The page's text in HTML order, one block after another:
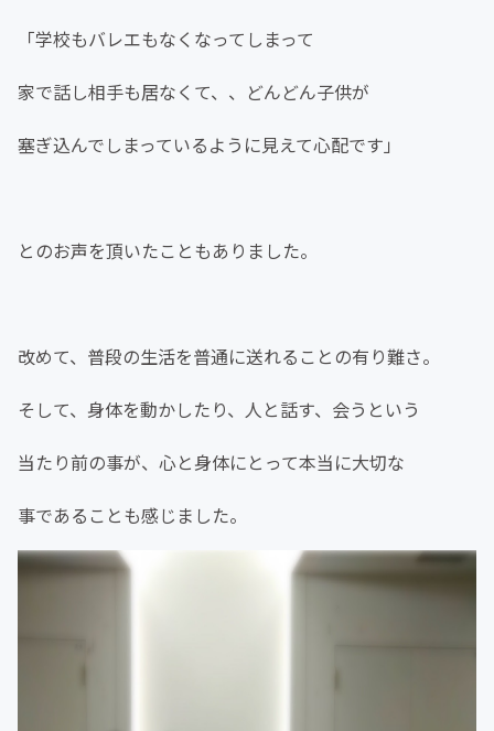
「学校もバレエもなくなってしまって
家で話し相手も居なくて、、どんどん子供が
塞ぎ込んでしまっているように見えて心配です」
とのお声を頂いたこともありました。
改めて、普段の生活を普通に送れることの有り難さ。
そして、身体を動かしたり、人と話す、会うという
当たり前の事が、心と身体にとって本当に大切な
事であることも感じました。